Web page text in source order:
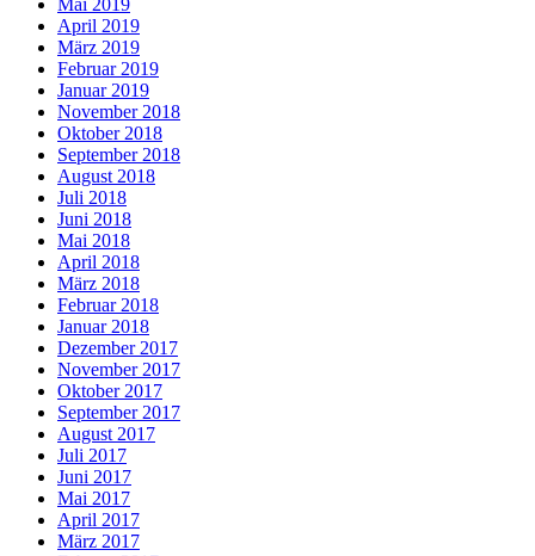
Mai 2019
April 2019
März 2019
Februar 2019
Januar 2019
November 2018
Oktober 2018
September 2018
August 2018
Juli 2018
Juni 2018
Mai 2018
April 2018
März 2018
Februar 2018
Januar 2018
Dezember 2017
November 2017
Oktober 2017
September 2017
August 2017
Juli 2017
Juni 2017
Mai 2017
April 2017
März 2017